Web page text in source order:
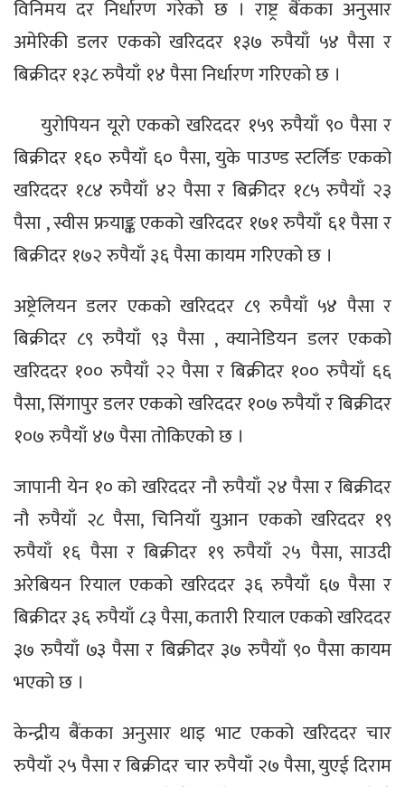
विनिमय दर निर्धारण गरेको छ । राष्ट्र बैंकका अनुसार
अमेरिकी डलर एकको खरिददर १३७ रुपैयाँ ५४ पैसा र
बिक्रीदर १३८ रुपैयाँ १४ पैसा निर्धारण गरिएको छ ।
युरोपियन यूरो एकको खरिददर १५९ रुपैयाँ ९० पैसा र
बिक्रीदर १६० रुपैयाँ ६० पैसा, युके पाउण्ड स्टर्लिङ एकको
खरिददर १८४ रुपैयाँ ४२ पैसा र बिक्रीदर १८५ रुपैयाँ २३
पैसा , स्वीस फ्रयाङ्क एकको खरिददर १७१ रुपैयाँ ६१ पैसा र
बिक्रीदर १७२ रुपैयाँ ३६ पैसा कायम गरिएको छ ।
अष्ट्रेलियन डलर एकको खरिददर ८९ रुपैयाँ ५४ पैसा र
बिक्रीदर ८९ रुपैयाँ ९३ पैसा , क्यानेडियन डलर एकको
खरिददर १०० रुपैयाँ २२ पैसा र बिक्रीदर १०० रुपैयाँ ६६
पैसा, सिंगापुर डलर एकको खरिददर १०७ रुपैयाँ र बिक्रीदर
१०७ रुपैयाँ ४७ पैसा तोकिएको छ ।
जापानी येन १० को खरिददर नौ रुपैयाँ २४ पैसा र बिक्रीदर
नौ रुपैयाँ २८ पैसा, चिनियाँ युआन एकको खरिददर १९
रुपैयाँ १६ पैसा र बिक्रीदर १९ रुपैयाँ २५ पैसा, साउदी
अरेबियन रियाल एकको खरिददर ३६ रुपैयाँ ६७ पैसा र
बिक्रीदर ३६ रुपैयाँ ८३ पैसा, कतारी रियाल एकको खरिददर
३७ रुपैयाँ ७३ पैसा र बिक्रीदर ३७ रुपैयाँ ९० पैसा कायम
भएको छ ।
केन्द्रीय बैंकका अनुसार थाइ भाट एकको खरिददर चार
रुपैयाँ २५ पैसा र बिक्रीदर चार रुपैयाँ २७ पैसा, युएई दिराम